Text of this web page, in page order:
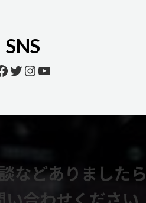
SNS
Twitter
Instagram
YouTube
などありましたら